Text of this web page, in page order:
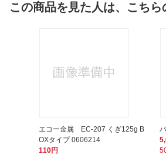
この商品を見た人は、こち
エコー金属 EC-207 くぎ125g B
OXタイプ 0606214
110円